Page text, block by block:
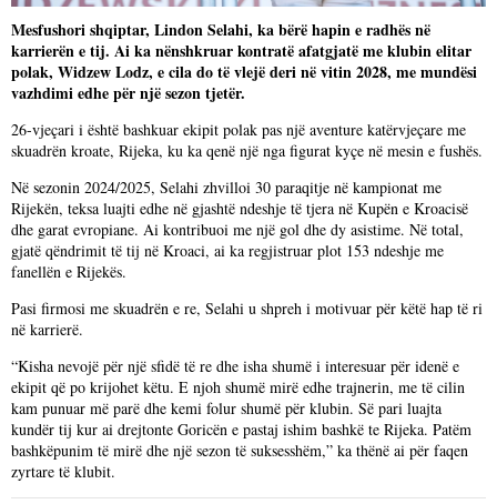
Mesfushori shqiptar, Lindon Selahi, ka bërë hapin e radhës në
karrierën e tij. Ai ka nënshkruar kontratë afatgjatë me klubin elitar
polak, Widzew Lodz, e cila do të vlejë deri në vitin 2028, me mundësi
vazhdimi edhe për një sezon tjetër.
26-vjeçari i është bashkuar ekipit polak pas një aventure katërvjeçare me
skuadrën kroate, Rijeka, ku ka qenë një nga figurat kyçe në mesin e fushës.
Në sezonin 2024/2025, Selahi zhvilloi 30 paraqitje në kampionat me
Rijekën, teksa luajti edhe në gjashtë ndeshje të tjera në Kupën e Kroacisë
dhe garat evropiane. Ai kontribuoi me një gol dhe dy asistime. Në total,
gjatë qëndrimit të tij në Kroaci, ai ka regjistruar plot 153 ndeshje me
fanellën e Rijekës.
Pasi firmosi me skuadrën e re, Selahi u shpreh i motivuar për këtë hap të ri
në karrierë.
“Kisha nevojë për një sfidë të re dhe isha shumë i interesuar për idenë e
ekipit që po krijohet këtu. E njoh shumë mirë edhe trajnerin, me të cilin
kam punuar më parë dhe kemi folur shumë për klubin. Së pari luajta
kundër tij kur ai drejtonte Goricën e pastaj ishim bashkë te Rijeka. Patëm
bashkëpunim të mirë dhe një sezon të suksesshëm,” ka thënë ai për faqen
zyrtare të klubit.